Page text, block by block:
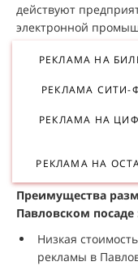
действуют
электронной
РЕКЛАМА НА
РЕКЛАМА
РЕКЛАМА НА
РЕКЛАМА НА
Преимущества
Павловском посаде
Низкая
рекламы в